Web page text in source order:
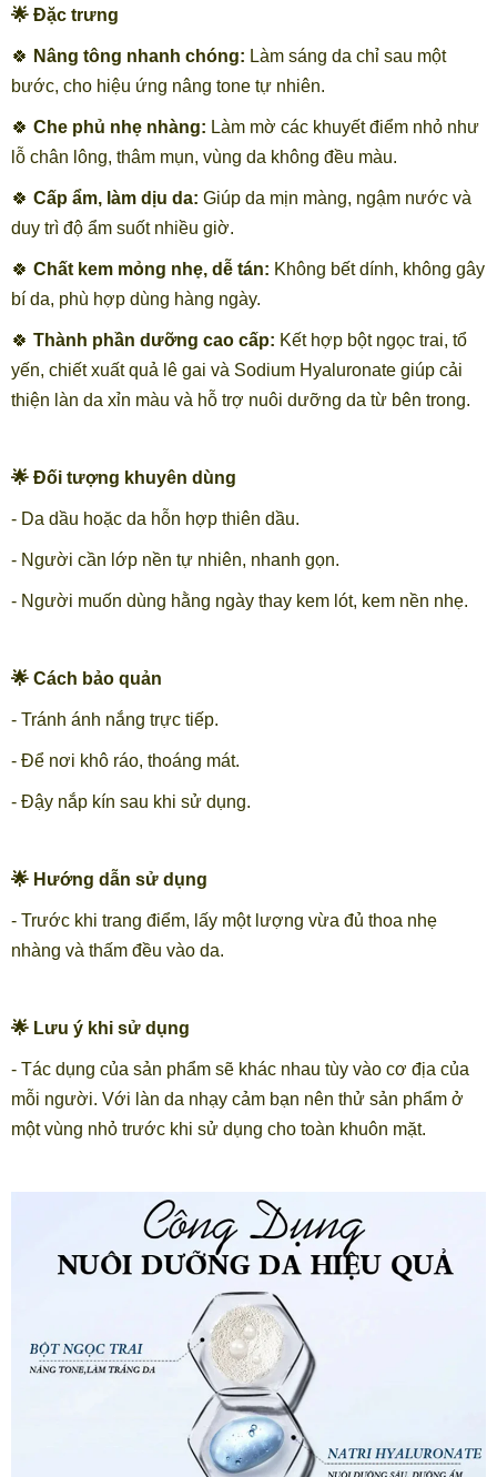
🌟 Đặc trưng
🍀 Nâng tông nhanh chóng: Làm sáng da chỉ sau một
bước, cho hiệu ứng nâng tone tự nhiên.
🍀 Che phủ nhẹ nhàng: Làm mờ các khuyết điểm nhỏ như
lỗ chân lông, thâm mụn, vùng da không đều màu.
🍀 Cấp ẩm, làm dịu da: Giúp da mịn màng, ngậm nước và
duy trì độ ẩm suốt nhiều giờ.
🍀 Chất kem mỏng nhẹ, dễ tán: Không bết dính, không gây
bí da, phù hợp dùng hàng ngày.
🍀 Thành phần dưỡng cao cấp: Kết hợp bột ngọc trai, tổ
yến, chiết xuất quả lê gai và Sodium Hyaluronate giúp cải
thiện làn da xỉn màu và hỗ trợ nuôi dưỡng da từ bên trong.
🌟 Đối tượng khuyên dùng
- Da dầu hoặc da hỗn hợp thiên dầu.
- Người cần lớp nền tự nhiên, nhanh gọn.
- Người muốn dùng hằng ngày thay kem lót, kem nền nhẹ.
🌟 Cách bảo quản
- Tránh ánh nắng trực tiếp.
- Để nơi khô ráo, thoáng mát.
- Đậy nắp kín sau khi sử dụng.
🌟 Hướng dẫn sử dụng
- Trước khi trang điểm, lấy một lượng vừa đủ thoa nhẹ
nhàng và thấm đều vào da.
🌟 Lưu ý khi sử dụng
- Tác dụng của sản phẩm sẽ khác nhau tùy vào cơ địa của
mỗi người. Với làn da nhạy cảm bạn nên thử sản phẩm ở
một vùng nhỏ trước khi sử dụng cho toàn khuôn mặt.